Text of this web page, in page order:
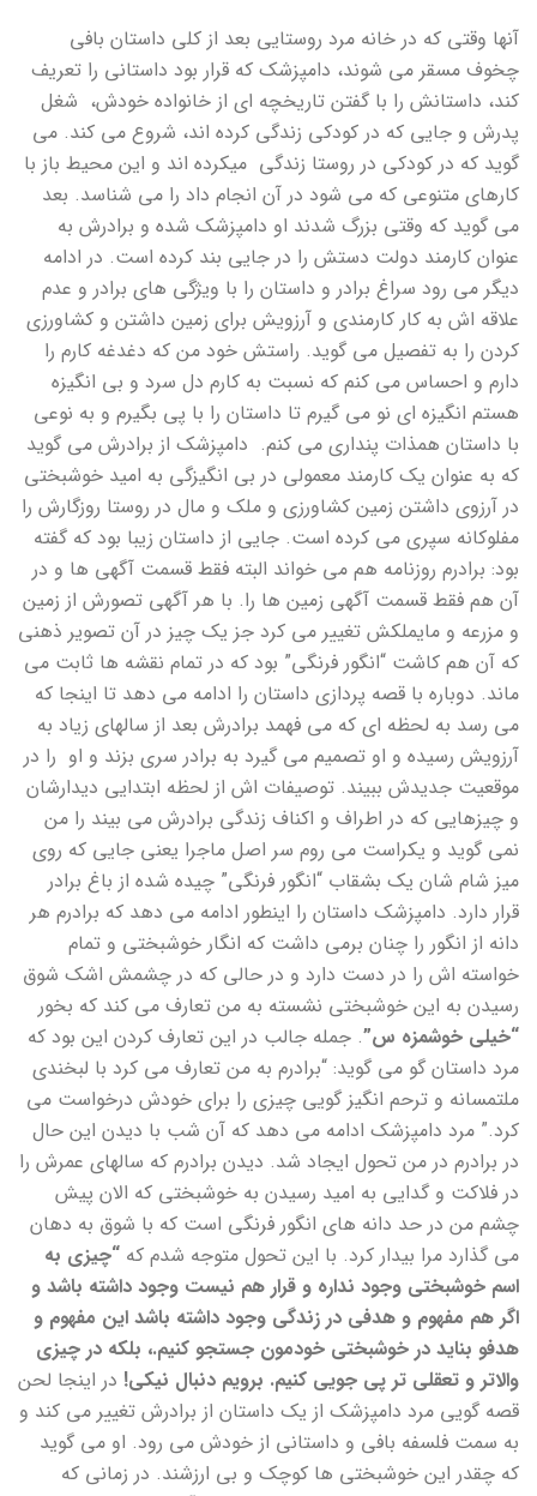
آنها وقتی که در خانه مرد روستایی بعد از کلی داستان بافی
چخوف مسقر می شوند، دامپزشک که قرار بود داستانی را تعریف
کند، داستانش را با گفتن تاریخچه ای از خانواده خودش، شغل
پدرش و جایی که در کودکی زندگی کرده اند، شروع می کند. می
گوید که در کودکی در روستا زندگی می­کرده اند و این محیط باز با
کارهای متنوعی که می شود در آن انجام داد را می شناسد. بعد
می گوید که وقتی بزرگ شدند او دامپزشک شده و برادرش به
عنوان کارمند دولت دستش را در جایی بند کرده است. در ادامه
دیگر می رود سراغ برادر و داستان را با ویژگی های برادر و عدم
علاقه اش به کار کارمندی و آرزویش برای زمین داشتن و کشاورزی
کردن را به تفصیل می گوید. راستش خود من که دغدغه کارم را
دارم و احساس می کنم که نسبت به کارم دل سرد و بی انگیزه
هستم انگیزه ای نو می گیرم تا داستان را با پی بگیرم و به نوعی
با داستان همذات پنداری می کنم. دامپزشک از برادرش می گوید
که به عنوان یک کارمند معمولی در بی انگیزگی به امید خوشبختی
در آرزوی داشتن زمین کشاورزی و ملک و مال در روستا روزگارش را
مفلوکانه سپری می کرده است. جایی از داستان زیبا بود که گفته
بود: برادرم روزنامه هم می خواند البته فقط قسمت آگهی ها و در
آن هم فقط قسمت آگهی زمین ها را. با هر آگهی تصورش از زمین
و مزرعه و مایملکش تغییر می کرد جز یک چیز در آن تصویر ذهنی
که آن هم کاشت “انگور فرنگی” بود که در تمام نقشه ها ثابت می
ماند. دوباره با قصه پردازی داستان را ادامه می دهد تا اینجا که
می رسد به لحظه ای که می فهمد برادرش بعد از سالهای زیاد به
آرزویش رسیده و او تصمیم می گیرد به برادر سری بزند و او را در
موقعیت جدیدش ببیند. توصیفات اش از لحظه ابتدایی دیدارشان
و چیزهایی که در اطراف و اکناف زندگی برادرش می بیند را من
نمی گوید و یکراست می روم سر اصل ماجرا یعنی جایی که روی
میز شام شان یک بشقاب “انگور فرنگی” چیده شده از باغ برادر
قرار دارد. دامپزشک داستان را اینطور ادامه می دهد که برادرم هر
دانه از انگور را چنان برمی داشت که انگار خوشبختی و تمام
خواسته اش را در دست دارد و در حالی که در چشمش اشک شوق
رسیدن به این خوشبختی نشسته به من تعارف می کند که بخور
“خیلی خوشمزه س”. جمله جالب در این تعارف کردن این بود که
مرد داستان گو می گوید: “برادرم به من تعارف می کرد با لبخندی
ملتمسانه و ترحم انگیز گویی چیزی را برای خودش درخواست می
کرد.” مرد دامپزشک ادامه می دهد که آن شب با دیدن این حال
در برادرم در من تحول ایجاد شد. دیدن برادرم که سالهای عمرش را
در فلاکت و گدایی به امید رسیدن به خوشبختی که الان پیش
چشم من در حد دانه های انگور فرنگی است که با شوق به دهان
می گذارد مرا بیدار کرد. با این تحول متوجه شدم که “چیزی به
اسم خوشبختی وجود نداره و قرار هم نیست وجود داشته باشد و
اگر هم مفهوم و هدفی در زندگی وجود داشته باشد این مفهوم و
هدفو بناید در خوشبختی خودمون جستجو کنیم.، بلکه در چیزی
والاتر و تعقلی تر پی جویی کنیم. برویم دنبال نیکی! در اینجا لحن
قصه گویی مرد دامپزشک از یک داستان از برادرش تغییر می کند و
به سمت فلسفه بافی و داستانی از خودش می رود. او می گوید
که چقدر این خوشبختی ها کوچک و بی ارزشند. در زمانی که